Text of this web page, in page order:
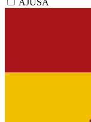
AJUSA